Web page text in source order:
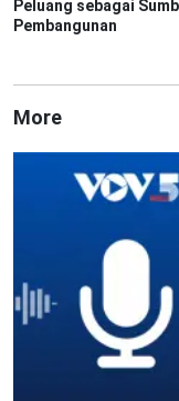
Peluang sebagai
Pembangunan
More